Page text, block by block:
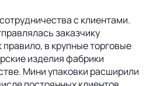
с клиентами.
заказчику
в крупные торговые
изделия фабрики
Мини упаковки расширили